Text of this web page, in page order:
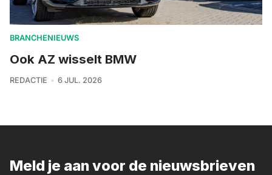
BRANCHENIEUWS
Ook AZ wisselt BMW
REDACTIE 6 JUL. 2026
Meld je aan voor de nieuwsbrieven